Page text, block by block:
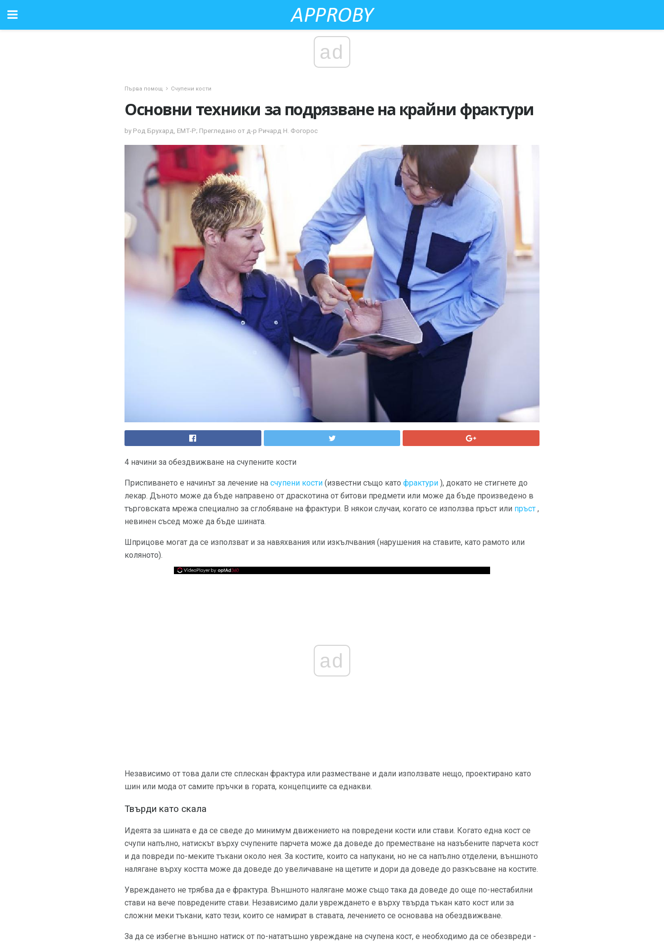
ad
Първа помощ Счупени кости
Основни техники за подрязване на крайни фрактури
by Род Брухард, ЕМТ-Р; Прегледано от д-р Ричард Н. Фогорос
4 начини за обездвижване на счупените кости
Приспиването е начинът за лечение на счупени кости (известни също като фрактури ), докато не стигнете до
лекар. Дъното може да бъде направено от драскотина от битови предмети или може да бъде произведено в
търговската мрежа специално за сглобяване на фрактури. В някои случаи, когато се използва пръст или пръст ,
невинен съсед може да бъде шината.
Шприцове могат да се използват и за навяхвания или изкълчвания (нарушения на ставите, като рамото или
коляното).
ad
Независимо от това дали сте сплескан фрактура или разместване и дали използвате нещо, проектирано като
шин или мода от самите пръчки в гората, концепциите са еднакви.
Твърди като скала
Идеята за шината е да се сведе до минимум движението на повредени кости или стави. Когато една кост се
счупи напълно, натискът върху счупените парчета може да доведе до преместване на назъбените парчета кост
и да повреди по-меките тъкани около нея. За костите, които са напукани, но не са напълно отделени, външното
налягане върху костта може да доведе до увеличаване на щетите и дори да доведе до разкъсване на костите.
Увреждането не трябва да е фрактура. Външното налягане може също така да доведе до още по-нестабилни
стави на вече повредените стави. Независимо дали увреждането е върху твърда тъкан като кост или за
сложни меки тъкани, като тези, които се намират в ставата, лечението се основава на обездвижване.
За да се избегне външно натиск от по-нататъшно увреждане на счупена кост, е необходимо да се обезвреди -